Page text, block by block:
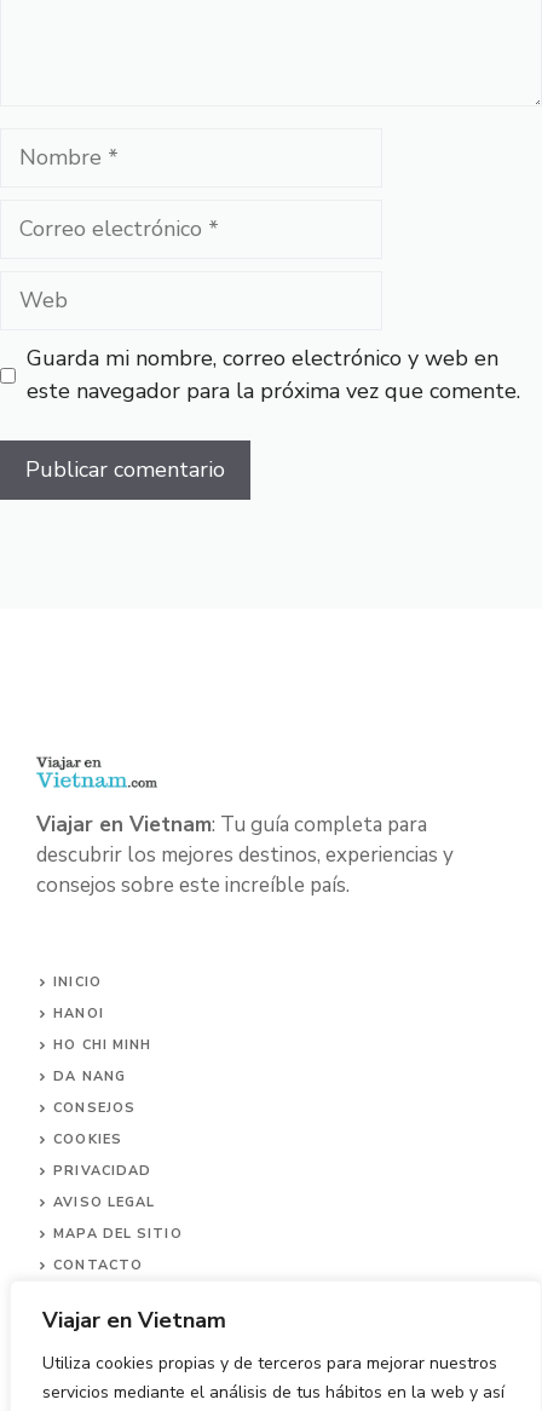
Viajar en Vietnam
Utiliza cookies propias y de terceros para mejorar nuestros
servicios mediante el análisis de tus hábitos en la web y así
Nombre
Correo
Web
Guarda mi nombre, correo electrónico y web en
este navegador para la próxima vez que comente.
Viajar en Vietnam: Tu guía completa para
descubrir los mejores destinos, experiencias y
consejos sobre este increíble país.
INICIO
HANOI
HO CHI MINH
DA NANG
CONSEJOS
COOKIES
PRIVACIDAD
AVISO LEGAL
MAPA DEL SITIO
CONTACTO